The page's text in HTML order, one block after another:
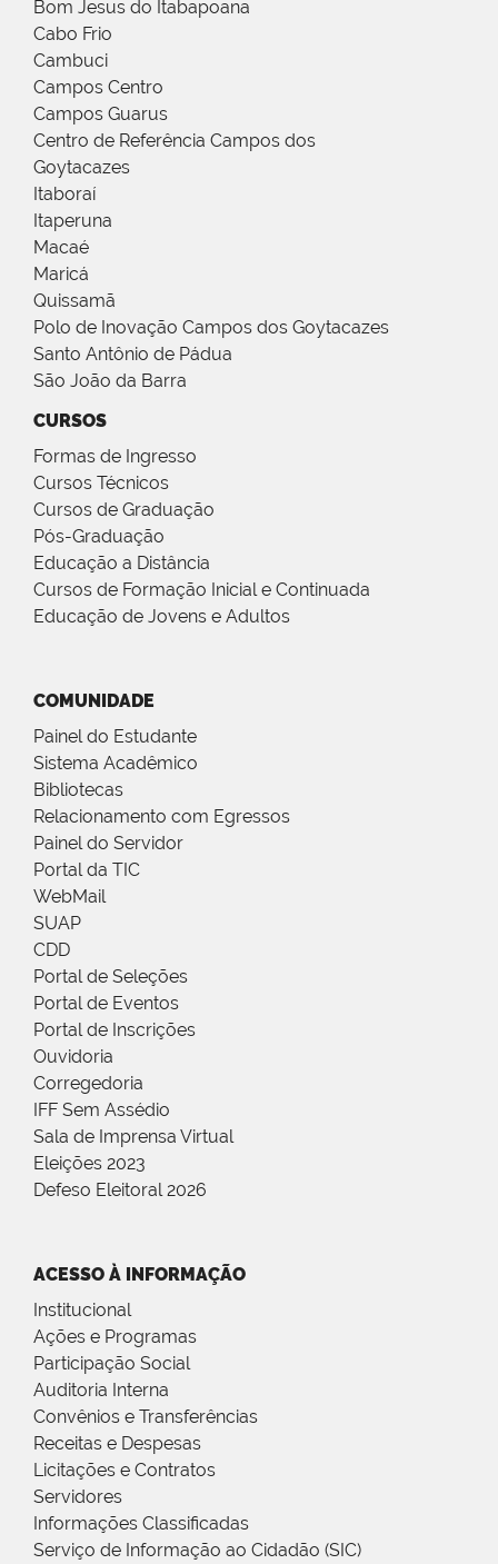
Bom Jesus do Itabapoana
Cabo Frio
Cambuci
Campos Centro
Campos Guarus
Centro de Referência Campos dos
Goytacazes
Itaboraí
Itaperuna
Macaé
Maricá
Quissamã
Polo de Inovação Campos dos Goytacazes
Santo Antônio de Pádua
São João da Barra
CURSOS
Formas de Ingresso
Cursos Técnicos
Cursos de Graduação
Pós-Graduação
Educação a Distância
Cursos de Formação Inicial e Continuada
Educação de Jovens e Adultos
COMUNIDADE
Painel do Estudante
Sistema Acadêmico
Bibliotecas
Relacionamento com Egressos
Painel do Servidor
Portal da TIC
WebMail
SUAP
CDD
Portal de Seleções
Portal de Eventos
Portal de Inscrições
Ouvidoria
Corregedoria
IFF Sem Assédio
Sala de Imprensa Virtual
Eleições 2023
Defeso Eleitoral 2026
ACESSO À INFORMAÇÃO
Institucional
Ações e Programas
Participação Social
Auditoria Interna
Convênios e Transferências
Receitas e Despesas
Licitações e Contratos
Servidores
Informações Classificadas
Serviço de Informação ao Cidadão (SIC)